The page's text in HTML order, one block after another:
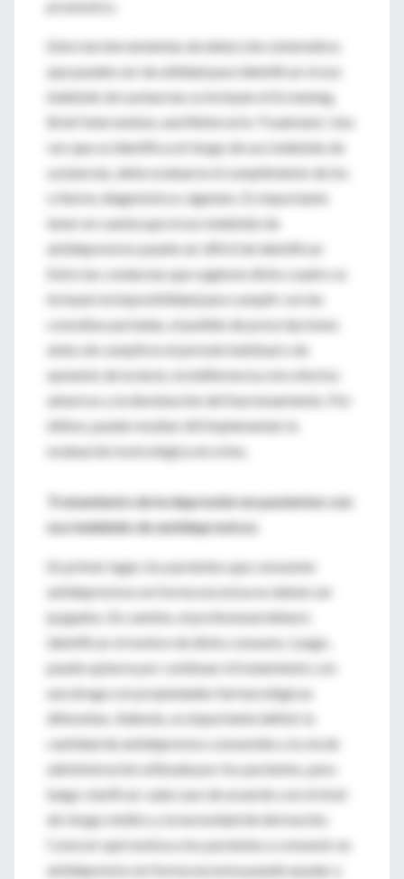
pronóstico.
Entre las herramientas de detección sistemática
que pueden ser de utilidad para identificar el uso
indebido de sustancias se incluyen el Screening,
Brief Intervention, and Referral to Treatment. Una
vez que se identifica el riesgo de uso indebido de
sustancias, debe evaluarse el cumplimiento de los
criterios diagnósticos vigentes. Es importante
tener en cuenta que el uso indebido de
antidepresivos puede ser difícil de identificar.
Entre las conductas que sugieren dicho cuadro se
incluyen la imposibilidad para cumplir con las
consultas pactadas, el pedido de prescripciones
antes de cumplirse el periodo habitual o de
aumento de la dosis, la indiferencia a los efectos
adversos y la disminución del funcionamiento. Por
último, puede resultar útil implementar la
evaluación toxicológica en orina.
Tratamiento de la depresión en pacientes con
uso indebido de antidepresivos
En primer lugar, los pacientes que consumen
antidepresivos en forma excesiva no deben ser
juzgados. En cambio, el profesional deberá
identificar el motivo de dicho consumo. Luego,
puede optarse por continuar el tratamiento con
una droga con propiedades farmacológicas
diferentes. Además, es importante definir la
cantidad de antidepresivo consumido y la vía de
administración utilizada por los pacientes, para
luego clasificar cada caso de acuerdo con el nivel
de riesgo médico y la necesidad de derivación.
Conocer qué motiva a los pacientes a consumir un
antidepresivo en forma excesiva puede ayudar a